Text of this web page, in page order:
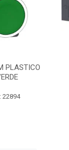
PLASTICO
22894